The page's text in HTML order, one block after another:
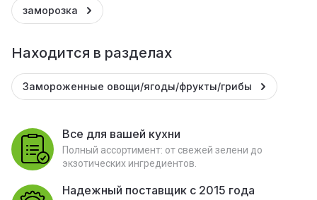
заморозка
Находится в разделах
Замороженные овощи/ягоды/фрукты/грибы
Все для вашей кухни
Полный ассортимент: от свежей зелени до
экзотических ингредиентов.
Надежный поставщик с 2015 года